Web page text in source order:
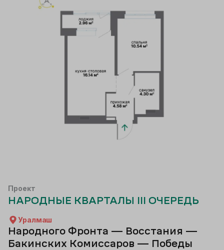
Проект
НАРОДНЫЕ КВАРТАЛЫ III ОЧЕРЕДЬ
Уралмаш
Народного Фронта — Восстания —
Бакинских Комиссаров — Победы